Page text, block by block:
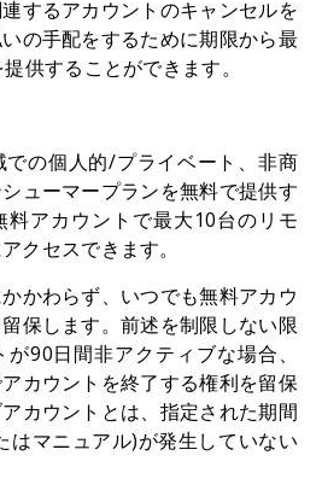
するアカウントのキャンセルを
の手配をするために期限から最
供することができます。
での個人的/プライベート、非商
ューマープランを無料で提供す
料アカウントで最大10台のリモ
クセスできます。
かわらず、いつでも無料アカウ
保します。前述を制限しない限
90日間非アクティブな場合、
カウントを終了する権利を留保
カウントとは、指定された期間
はマニュアル)が発生していない